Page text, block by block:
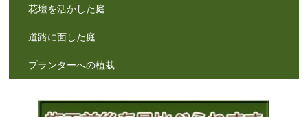
花壇を活かした庭
道路に面した庭
プランターへの植栽